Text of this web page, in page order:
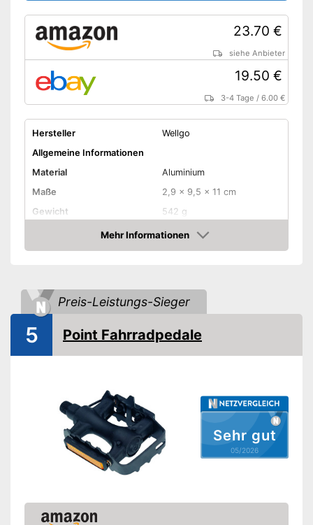
23.70 €
siehe Anbieter
19.50 €
3-4 Tage /6.00 €
Hersteller
Wellgo
Allgemeine Informationen
Material
Aluminium
Maße
2,9 x 9,5 x 11 cm
Gewicht
542 g
Erhältliche Farben
Rutschfeste Pedalen
Fahrradtypen
- Klapprad
Sicherheitsreflektoren
Sicherheitsreflektoren für
Amazon Lieferzeit
Mehr Informationen
Amazon
Preis-Leistungs-Sieger
Sehr gut
05/2026
5 Point Fahrradpedale